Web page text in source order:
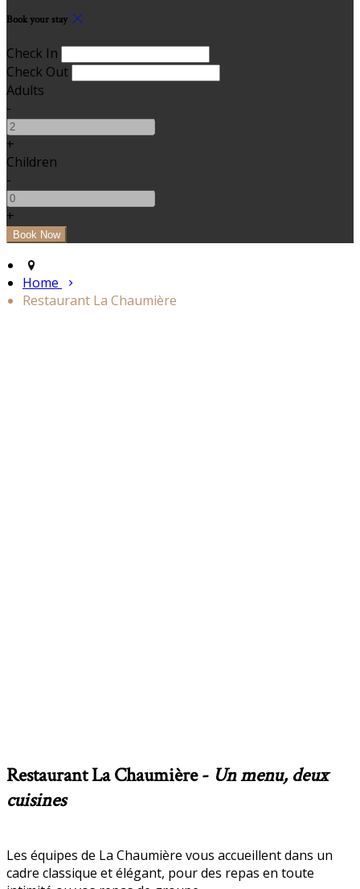
Book your stay
Check In
Check Out
Adults
-
+
Children
-
+
Home
Restaurant La Chaumière
Restaurant La Chaumière - Un menu, deux
cuisines
Les équipes de La Chaumière vous accueillent dans un
cadre classique et élégant, pour des repas en toute